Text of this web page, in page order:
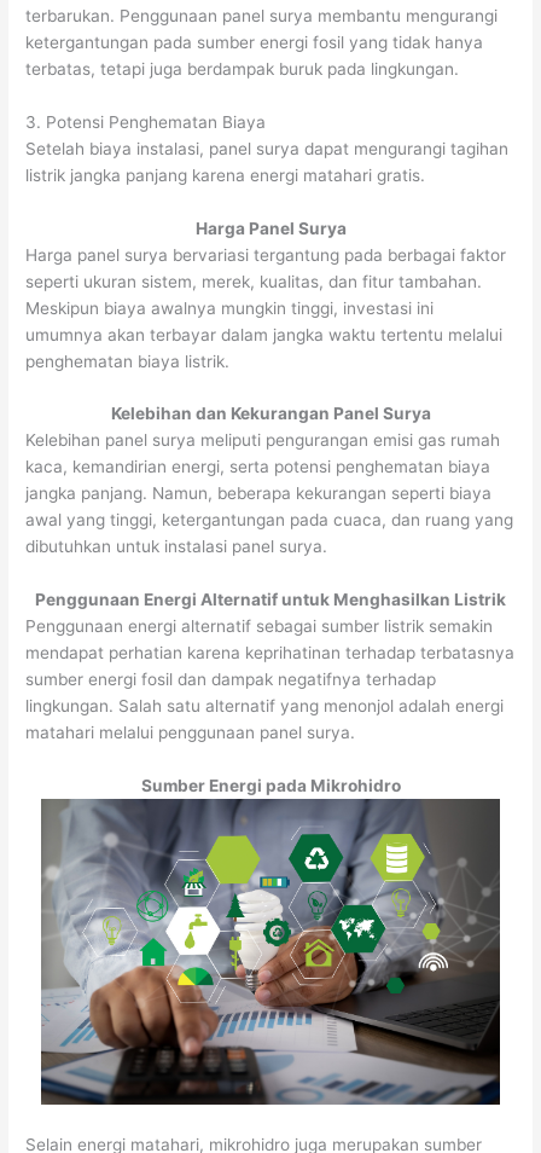
terbarukan. Penggunaan panel surya membantu mengurangi
ketergantungan pada sumber energi fosil yang tidak hanya
terbatas, tetapi juga berdampak buruk pada lingkungan.
3. Potensi Penghematan Biaya
Setelah biaya instalasi, panel surya dapat mengurangi tagihan
listrik jangka panjang karena energi matahari gratis.
Harga Panel Surya
Harga panel surya bervariasi tergantung pada berbagai faktor
seperti ukuran sistem, merek, kualitas, dan fitur tambahan.
Meskipun biaya awalnya mungkin tinggi, investasi ini
umumnya akan terbayar dalam jangka waktu tertentu melalui
penghematan biaya listrik.
Kelebihan dan Kekurangan Panel Surya
Kelebihan panel surya meliputi pengurangan emisi gas rumah
kaca, kemandirian energi, serta potensi penghematan biaya
jangka panjang. Namun, beberapa kekurangan seperti biaya
awal yang tinggi, ketergantungan pada cuaca, dan ruang yang
dibutuhkan untuk instalasi panel surya.
Penggunaan Energi Alternatif untuk Menghasilkan Listrik
Penggunaan energi alternatif sebagai sumber listrik semakin
mendapat perhatian karena keprihatinan terhadap terbatasnya
sumber energi fosil dan dampak negatifnya terhadap
lingkungan. Salah satu alternatif yang menonjol adalah energi
matahari melalui penggunaan panel surya.
Sumber Energi pada Mikrohidro
Selain energi matahari, mikrohidro juga merupakan sumber